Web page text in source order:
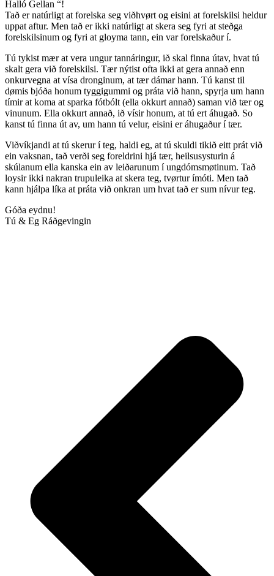
Halló Gellan “!
Tað er natúrligt at forelska seg viðhvørt og eisini at forelskilsi heldur
uppat aftur. Men tað er ikki natúrligt at skera seg fyri at steðga
forelskilsinum og fyri at gloyma tann, ein var forelskaður í.
Tú tykist mær at vera ungur tannáringur, ið skal finna útav, hvat tú
skalt gera við forelskilsi. Tær nýtist ofta ikki at gera annað enn
onkurvegna at vísa dronginum, at tær dámar hann. Tú kanst til
dømis bjóða honum tyggigummi og práta við hann, spyrja um hann
tímir at koma at sparka fótbólt (ella okkurt annað) saman við tær og
vinunum. Ella okkurt annað, ið vísir honum, at tú ert áhugað. So
kanst tú finna út av, um hann tú velur, eisini er áhugaður í tær.
Viðvíkjandi at tú skerur í teg, haldi eg, at tú skuldi tikið eitt prát við
ein vaksnan, tað verði seg foreldrini hjá tær, heilsusysturin á
skúlanum ella kanska ein av leiðarunum í ungdómsmøtinum. Tað
loysir ikki nakran trupuleika at skera teg, tvørtur ímóti. Men tað
kann hjálpa líka at práta við onkran um hvat tað er sum nívur teg.
Góða eydnu!
Tú & Eg Ráðgevingin